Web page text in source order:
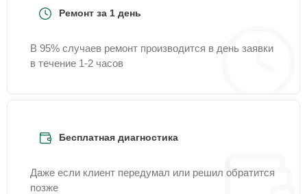
Ремонт за 1 день
В 95% случаев ремонт производится в день заявки
в течение 1-2 часов
Бесплатная диагностика
Даже если клиент передумал или решил обратится
позже